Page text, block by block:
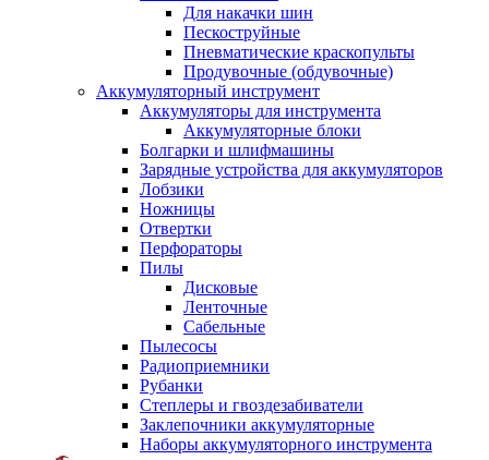
Для накачки шин
Пескоструйные
Пневматические краскопульты
Продувочные (обдувочные)
Аккумуляторный инструмент
Аккумуляторы для инструмента
Аккумуляторные блоки
Болгарки и шлифмашины
Зарядные устройства для аккумуляторов
Лобзики
Ножницы
Отвертки
Перфораторы
Пилы
Дисковые
Ленточные
Сабельные
Пылесосы
Радиоприемники
Рубанки
Степлеры и гвоздезабиватели
Заклепочники аккумуляторные
Наборы аккумуляторного инструмента